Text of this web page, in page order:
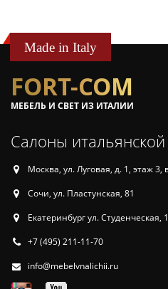
Made in Italy
FORT-COM
МЕБЕЛЬ И СВЕТ ИЗ ИТАЛИИ
Салоны
Москва, ул. Луговая, д. 1, этаж 3,
Сочи, ул. Пластунская, 81
Екатеринбург ул. Студенческая,
+7 (495) 211-11-70
info@mebelvnalichii.ru